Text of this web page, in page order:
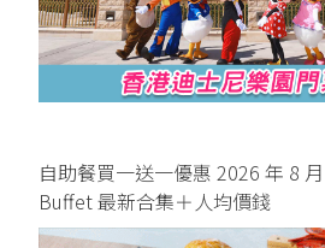
自助餐買一送一優惠 2026 年 8
Buffet 最新合集＋人均價錢